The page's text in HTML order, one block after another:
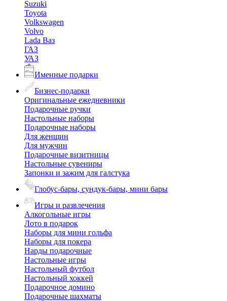
Suzuki
Toyota
Volkswagen
Volvo
Lada Ваз
ГАЗ
УАЗ
Именные подарки
Бизнес-подарки
Оригинальные ежедневники
Подарочные ручки
Настольные наборы
Подарочные наборы
Для женщин
Для мужчин
Подарочные визитницы
Настольные сувениры
Запонки и зажим для галстука
Глобус-бары, сундук-бары, мини бары
Игры и развлечения
Алкогольные игры
Лото в подарок
Наборы для мини гольфа
Наборы для покера
Нарды подарочные
Настольные игры
Настольный футбол
Настольный хоккей
Подарочное домино
Подарочные шахматы